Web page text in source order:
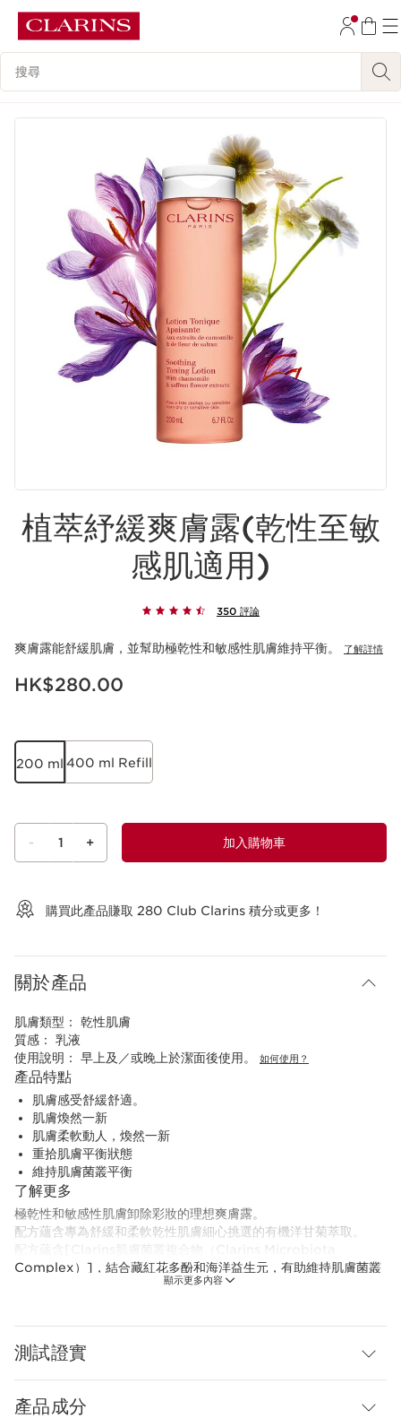
跳至內容
搜尋內容說明
植萃紓緩爽膚露(乾性至敏
感肌適用)
350 評論
爽膚露能舒緩肌膚，並幫助極乾性和敏感性肌膚維持平衡。 了解詳情
現在價格HK$280.00
HK$280.00
200 ml 400 ml Refill
- 1 + 加入購物車
購買此產品賺取 280 Club Clarins 積分或更多！
關於產品
顯示更多內容
肌膚類型： 乾性肌膚
質感： 乳液
使用說明： 早上及／或晚上於潔面後使用。 如何使用？
產品特點
肌膚感受舒緩舒適。
肌膚煥然一新
肌膚柔軟動人，煥然一新
重拾肌膚平衡狀態
維持肌膚菌叢平衡
了解更多
極乾性和敏感性肌膚卸除彩妝的理想爽膚露。
配方蘊含專為舒緩和柔軟乾性肌膚細心挑選的有機洋甘菊萃取。
配方蘊含[Clarins肌膚菌叢複合物（Clarins Microbiota
Complex）]，結合藏紅花多酚和海洋益生元，有助維持肌膚菌叢
嶄新科研
Clarins肌膚菌叢複合物（Clarins Microbiota Complex）
結合藏紅花
藏紅花和海洋
測試證實
產品成分